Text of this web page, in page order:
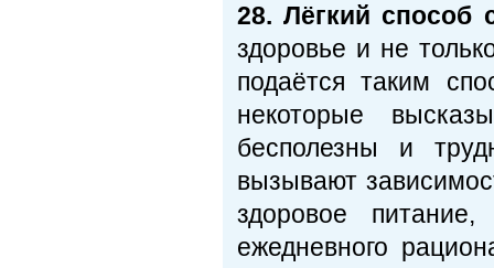
28. Лёгкий способ
здоровье и не
подаётся таким
некоторые
бесполезны и
вызывают
здоровое
ежедневного